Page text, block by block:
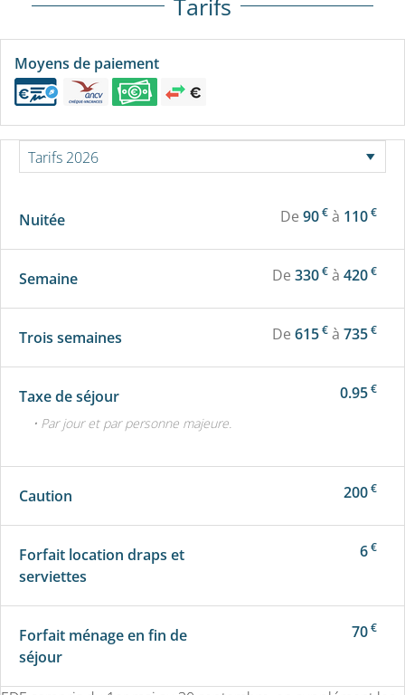
Moyens de paiement
Nuitée De 90€ à 110€
Semaine De 330€ à 420€
Trois semaines De 615€ à 735€
Taxe de séjour 0.95€
• Par jour et par personne majeure.
Caution 200€
Forfait location draps et
serviettes
6€
Forfait ménage en fin de
séjour
70€